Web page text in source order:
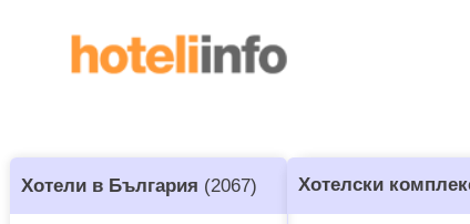
Хотели в България (2067) Хотелски